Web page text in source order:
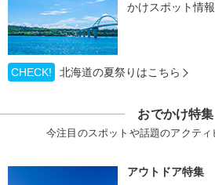
かけスポット情
CHECK! 北海道の夏祭りはこちら
おでかけ特集
今注目のスポットや話題のアクテ
アウトドア特集